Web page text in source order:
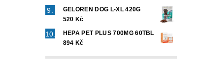
GELOREN DOG L-XL 420G
520 Kč
HEPA PET PLUS 700MG 60TBL
894 Kč